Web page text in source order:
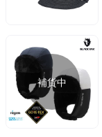
補貨中